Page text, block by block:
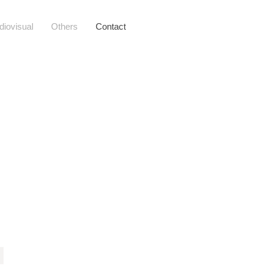
Others Contact